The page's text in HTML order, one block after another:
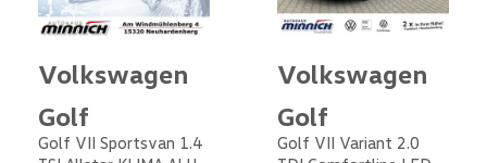
Volkswagen
Golf
Golf VII Sportsvan 1.4
Volkswagen
Golf
Golf VII Variant 2.0